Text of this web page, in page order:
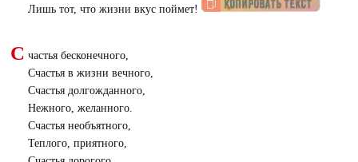
Лишь тот, что жизни вкус поймет!
С частья бесконечного,
Счастья в жизни вечного,
Счастья долгожданного,
Нежного, желанного.
Счастья необъятного,
Теплого, приятного,